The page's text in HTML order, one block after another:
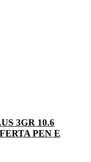
3GR 10.6
PEN E